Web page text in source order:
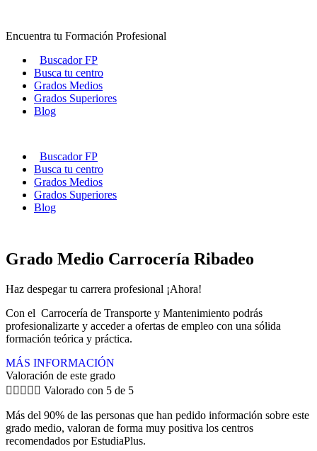
contenido
Encuentra tu Formación Profesional
Buscador FP
Busca tu centro
Grados Medios
Grados Superiores
Blog
Buscador FP
Busca tu centro
Grados Medios
Grados Superiores
Blog
Grado Medio Carrocería Ribadeo
Haz despegar tu carrera profesional ¡Ahora!
Con el Carrocería de Transporte y Mantenimiento podrás
profesionalizarte y acceder a ofertas de empleo con una sólida
formación teórica y práctica.
MÁS INFORMACIÓN
Valoración de este grado
     Valorado con 5 de 5
Más del 90% de las personas que han pedido información sobre este
grado medio, valoran de forma muy positiva los centros
recomendados por EstudiaPlus.